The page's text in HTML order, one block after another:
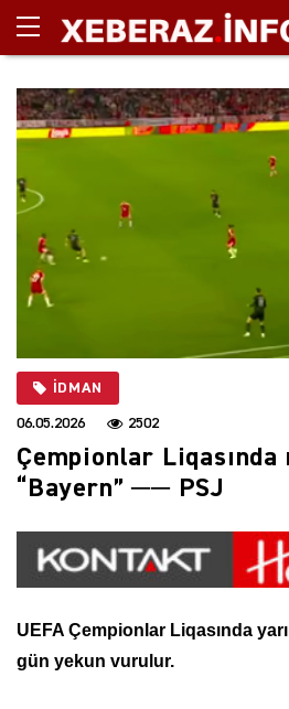
İDMAN
06.05.2026 2502
Çempionlar Liqasında
“Bayern” ── PSJ
UEFA Çempionlar Liqasında
gün yekun vurulur.